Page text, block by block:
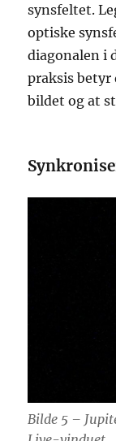
synsfeltet.
optiske
diagonalen i
praksis betyr
bildet og at
Bilde 5 –